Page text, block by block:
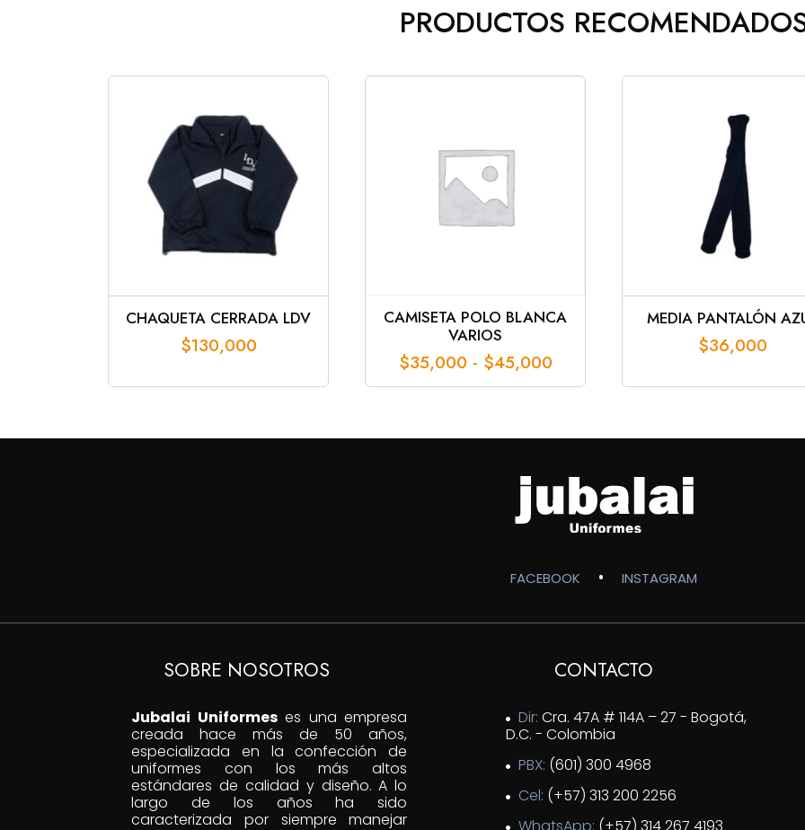
PRODUCTOS
CHAQUETA CERRADA LDV
$130,000
CAMISETA POLO BLANCA
VARIOS
$35,000 - $45,000Rango
de
$35,000
$45,000
MEDIA PANTALÓN
$36,000
FACEBOOK • INSTAGRAM
SOBRE NOSOTROS
Jubalai Uniformeses una empresa
creada hace más de 50 años,
especializada en la confección de
uniformes con los más altos
estándares de calidad y diseño. A lo
largo de los años ha sido
caracterizada por siempre manejar
CONTACTO
Dir: Cra. 47A # 114A – 27 - Bogotá,
D.C. - Colombia
PBX: (601) 300 4968
Cel: (+57) 313 200 2256